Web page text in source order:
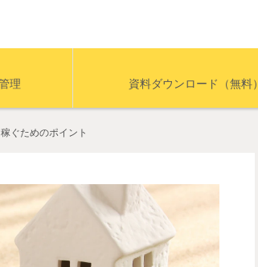
理 資料ダウンロード（無料）
ぐためのポイント